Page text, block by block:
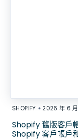
SHOPIFY • 2026 年 6 月
Shopify 舊版客戶
Shopify 客戶帳戶